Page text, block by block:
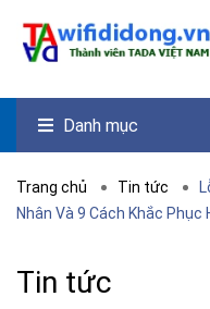
Danh mục
Trang chủ Tin tức
Nhân Và 9 Cách Khắc Phục
Tin tức